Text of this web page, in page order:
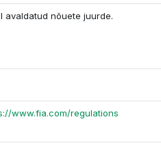
avaldatud nõuete juurde.
www.fia.com/regulations